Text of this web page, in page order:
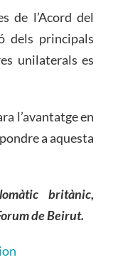
de l’Acord del
dels principals
unilaterals es
l’avantatge en
a aquesta
britànic,
de Beirut.